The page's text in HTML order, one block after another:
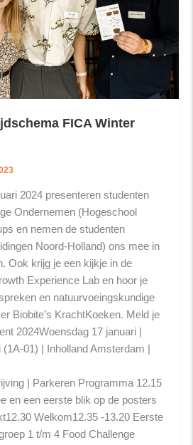
FICA Winter
2024 presenteren studenten
Ondernemen (Hogeschool
en nemen de studenten
Noord-Holland) ons mee in
Ook krijg je een kijkje in de
Experience Lab en hoor je
en natuurvoeingskundige
Biobite’s KrachtKoeken. Meld je
2024Woensdag 17 januari |
01) | Inholland Amsterdam |
| Parkeren Programma 12.15
en een eerste blik op de posters
Welkom12.35 -13.20 Eerste
1 t/m 4 Food Challenge